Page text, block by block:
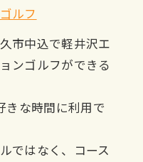
ルフ
市中込で軽井沢エ
ンゴルフができる
きな時間に利用で
ではなく、コース